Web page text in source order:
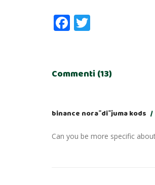
Facebook
Commenti (13)
binance norādījuma kods
Can you be more specific